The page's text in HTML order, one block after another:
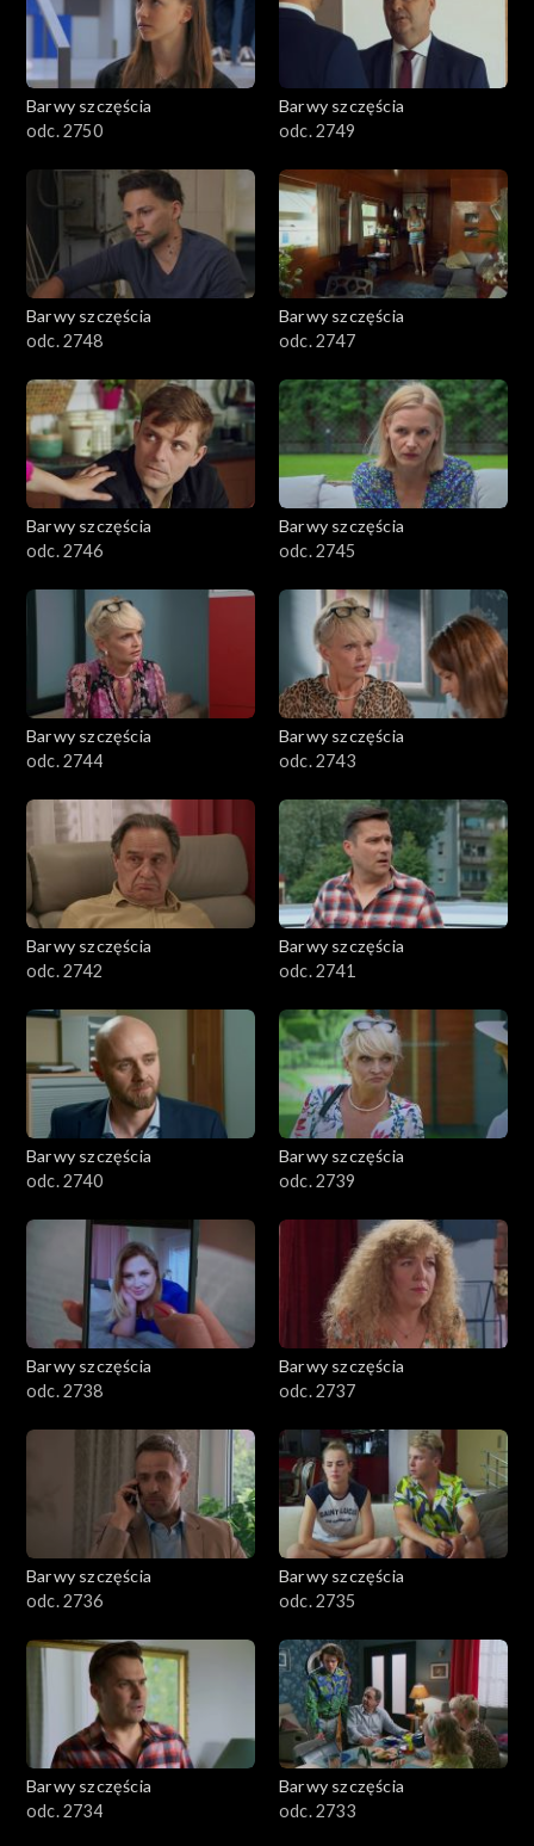
Barwy szczęścia
odc. 2750
Barwy szczęścia
odc. 2749
Barwy szczęścia
odc. 2748
Barwy szczęścia
odc. 2747
Barwy szczęścia
odc. 2746
Barwy szczęścia
odc. 2745
Barwy szczęścia
odc. 2744
Barwy szczęścia
odc. 2743
Barwy szczęścia
odc. 2742
Barwy szczęścia
odc. 2741
Barwy szczęścia
odc. 2740
Barwy szczęścia
odc. 2739
Barwy szczęścia
odc. 2738
Barwy szczęścia
odc. 2737
Barwy szczęścia
odc. 2736
Barwy szczęścia
odc. 2735
Barwy szczęścia
odc. 2734
Barwy szczęścia
odc. 2733